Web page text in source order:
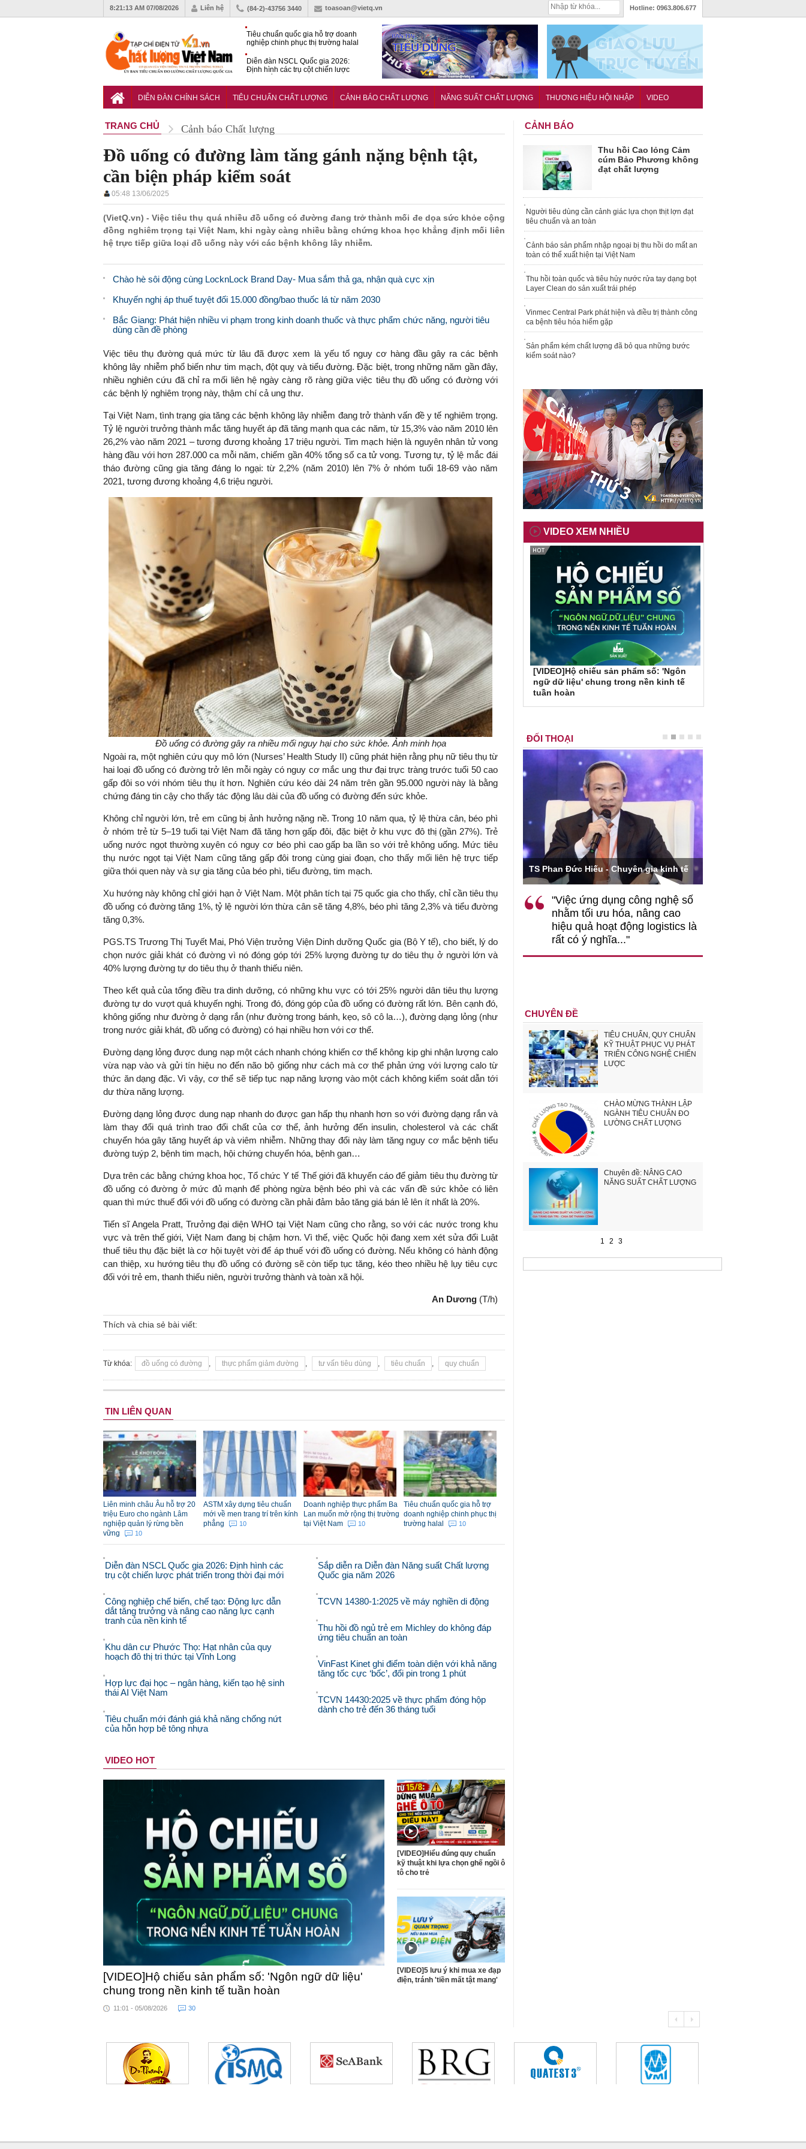
8:21:14 AM 07/08/2026 Liên hệ (84-2)-43756 3440 toasoan@vietq.vn Hotline: 0963.806.677
Tiêu chuẩn quốc gia hỗ trợ doanh
nghiệp chinh phục thị trường halal
Diễn đàn NSCL Quốc gia 2026:
Định hình các trụ cột chiến lược
Chất lượng Quốc gia năm 2026
DIỄN ĐÀN CHÍNH SÁCH TIÊU CHUẨN CHẤT LƯỢNG CẢNH BÁO CHẤT LƯỢNG NĂNG SUẤT CHẤT LƯỢNG THƯƠNG HIỆU HỘI NHẬP VIDEO
TRANG CHỦ Cảnh báo Chất lượng
Đồ uống có đường làm tăng gánh nặng bệnh tật,
cần biện pháp kiểm soát
05:48 13/06/2025
(VietQ.vn) - Việc tiêu thụ quá nhiều đồ uống có đường đang trở thành mối đe dọa sức khỏe cộng
đồng nghiêm trọng tại Việt Nam, khi ngày càng nhiều bằng chứng khoa học khẳng định mối liên
hệ trực tiếp giữa loại đồ uống này với các bệnh không lây nhiễm.
Chào hè sôi động cùng LocknLock Brand Day- Mua sắm thả ga, nhận quà cực xịn
Khuyến nghị áp thuế tuyệt đối 15.000 đồng/bao thuốc lá từ năm 2030
Bắc Giang: Phát hiện nhiều vi phạm trong kinh doanh thuốc và thực phẩm chức năng, người tiêu
dùng cần đề phòng
Việc tiêu thụ đường quá mức từ lâu đã được xem là yếu tố nguy cơ hàng đầu gây ra các bệnh
không lây nhiễm phổ biến như tim mạch, đột quỵ và tiểu đường. Đặc biệt, trong những năm gần đây,
nhiều nghiên cứu đã chỉ ra mối liên hệ ngày càng rõ ràng giữa việc tiêu thụ đồ uống có đường với
các bệnh lý nghiêm trọng này, thậm chí cả ung thư.
Tại Việt Nam, tình trạng gia tăng các bệnh không lây nhiễm đang trở thành vấn đề y tế nghiêm trọng.
Tỷ lệ người trưởng thành mắc tăng huyết áp đã tăng mạnh qua các năm, từ 15,3% vào năm 2010 lên
26,2% vào năm 2021 – tương đương khoảng 17 triệu người. Tim mạch hiện là nguyên nhân tử vong
hàng đầu với hơn 287.000 ca mỗi năm, chiếm gần 40% tổng số ca tử vong. Tương tự, tỷ lệ mắc đái
tháo đường cũng gia tăng đáng lo ngại: từ 2,2% (năm 2010) lên 7% ở nhóm tuổi 18-69 vào năm
2021, tương đương khoảng 4,6 triệu người.
Đồ uống có đường gây ra nhiều mối nguy hại cho sức khỏe. Ảnh minh họa
Ngoài ra, một nghiên cứu quy mô lớn (Nurses’ Health Study II) cũng phát hiện rằng phụ nữ tiêu thụ từ
hai loại đồ uống có đường trở lên mỗi ngày có nguy cơ mắc ung thư đại trực tràng trước tuổi 50 cao
gấp đôi so với nhóm tiêu thụ ít hơn. Nghiên cứu kéo dài 24 năm trên gần 95.000 người này là bằng
chứng đáng tin cậy cho thấy tác động lâu dài của đồ uống có đường đến sức khỏe.
Không chỉ người lớn, trẻ em cũng bị ảnh hưởng nặng nề. Trong 10 năm qua, tỷ lệ thừa cân, béo phì
ở nhóm trẻ từ 5–19 tuổi tại Việt Nam đã tăng hơn gấp đôi, đặc biệt ở khu vực đô thị (gần 27%). Trẻ
uống nước ngọt thường xuyên có nguy cơ béo phì cao gấp ba lần so với trẻ không uống. Mức tiêu
thụ nước ngọt tại Việt Nam cũng tăng gấp đôi trong cùng giai đoạn, cho thấy mối liên hệ trực tiếp
giữa thói quen này và sự gia tăng của béo phì, tiểu đường, tim mạch.
Xu hướng này không chỉ giới hạn ở Việt Nam. Một phân tích tại 75 quốc gia cho thấy, chỉ cần tiêu thụ
đồ uống có đường tăng 1%, tỷ lệ người lớn thừa cân sẽ tăng 4,8%, béo phì tăng 2,3% và tiểu đường
tăng 0,3%.
PGS.TS Trương Thị Tuyết Mai, Phó Viện trưởng Viện Dinh dưỡng Quốc gia (Bộ Y tế), cho biết, lý do
chọn nước giải khát có đường vì nó đóng góp tới 25% lượng đường tự do tiêu thụ ở người lớn và
40% lượng đường tự do tiêu thụ ở thanh thiếu niên.
Theo kết quả của tổng điều tra dinh dưỡng, có những khu vực có tới 25% người dân tiêu thụ lượng
đường tự do vượt quá khuyến nghị. Trong đó, đóng góp của đồ uống có đường rất lớn. Bên cạnh đó,
không giống như đường ở dạng rắn (như đường trong bánh, kẹo, sô cô la…), đường dạng lỏng (như
trong nước giải khát, đồ uống có đường) có hại nhiều hơn với cơ thể.
Đường dạng lỏng được dung nạp một cách nhanh chóng khiến cơ thể không kịp ghi nhận lượng calo
vừa nạp vào và gửi tín hiệu no đến não bộ giống như cách mà cơ thể phản ứng với lượng calo từ
thức ăn dạng đặc. Vì vậy, cơ thể sẽ tiếp tục nạp năng lượng vào một cách không kiểm soát dẫn tới
dư thừa năng lượng.
Đường dạng lỏng được dung nạp nhanh do được gan hấp thụ nhanh hơn so với đường dạng rắn và
làm thay đổi quá trình trao đổi chất của cơ thể, ảnh hưởng đến insulin, cholesterol và các chất
chuyển hóa gây tăng huyết áp và viêm nhiễm. Những thay đổi này làm tăng nguy cơ mắc bệnh tiểu
đường tuýp 2, bệnh tim mạch, hội chứng chuyển hóa, bệnh gan…
Dựa trên các bằng chứng khoa học, Tổ chức Y tế Thế giới đã khuyến cáo để giảm tiêu thụ đường từ
đồ uống có đường ở mức đủ mạnh để phòng ngừa bệnh béo phì và các vấn đề sức khỏe có liên
quan thì mức thuế đối với đồ uống có đường cần phải đảm bảo tăng giá bán lẻ lên ít nhất là 20%.
Tiến sĩ Angela Pratt, Trưởng đại diện WHO tại Việt Nam cũng cho rằng, so với các nước trong khu
vực và trên thế giới, Việt Nam đang bị chậm hơn. Vì thế, việc Quốc hội đang xem xét sửa đổi Luật
thuế tiêu thụ đặc biệt là cơ hội tuyệt vời để áp thuế với đồ uống có đường. Nếu không có hành động
can thiệp, xu hướng tiêu thụ đồ uống có đường sẽ còn tiếp tục tăng, kéo theo nhiều hệ lụy tiêu cực
đối với trẻ em, thanh thiếu niên, người trưởng thành và toàn xã hội.
An Dương (T/h)
Thích và chia sẻ bài viết:
Từ khóa: đồ uống có đường , thực phẩm giảm đường , tư vấn tiêu dùng , tiêu chuẩn , quy chuẩn
TIN LIÊN QUAN
Liên minh châu Âu hỗ trợ 20
triệu Euro cho ngành Lâm
nghiệp quản lý rừng bền
vững
10
ASTM xây dựng tiêu chuẩn
mới về men trang trí trên kính
phẳng
10
Doanh nghiệp thực phẩm Ba
Lan muốn mở rộng thị trường
tại Việt Nam
10
Tiêu chuẩn quốc gia hỗ trợ
doanh nghiệp chinh phục thị
trường halal
10
Diễn đàn NSCL Quốc gia 2026: Định hình các
trụ cột chiến lược phát triển trong thời đại mới
Công nghiệp chế biến, chế tạo: Động lực dẫn
dắt tăng trưởng và nâng cao năng lực cạnh
tranh của nền kinh tế
Khu dân cư Phước Thọ: Hạt nhân của quy
hoạch đô thị tri thức tại Vĩnh Long
Hợp lực đại học – ngân hàng, kiến tạo hệ sinh
thái AI Việt Nam
Tiêu chuẩn mới đánh giá khả năng chống nứt
của hỗn hợp bê tông nhựa
Sắp diễn ra Diễn đàn Năng suất Chất lượng
Quốc gia năm 2026
TCVN 14380-1:2025 về máy nghiền di động
Thu hồi đồ ngủ trẻ em Michley do không đáp
ứng tiêu chuẩn an toàn
VinFast Kinet ghi điểm toàn diện với khả năng
tăng tốc cực ‘bốc’, đổi pin trong 1 phút
TCVN 14430:2025 về thực phẩm đóng hộp
dành cho trẻ đến 36 tháng tuổi
VIDEO HOT
[VIDEO]Hộ chiếu sản phẩm số: 'Ngôn ngữ dữ liệu'
chung trong nền kinh tế tuần hoàn
11:01 - 05/08/2026 30
[VIDEO]Hiểu đúng quy chuẩn
kỹ thuật khi lựa chọn ghế ngồi ô
tô cho trẻ
[VIDEO]5 lưu ý khi mua xe đạp
điện, tránh 'tiền mất tật mang'
CẢNH BÁO
Thu hồi Cao lỏng Cảm
cúm Bảo Phương không
đạt chất lượng
Người tiêu dùng cần cảnh giác lựa chọn thịt lợn đạt
tiêu chuẩn và an toàn
Cảnh báo sản phẩm nhập ngoại bị thu hồi do mất an
toàn có thể xuất hiện tại Việt Nam
Thu hồi toàn quốc và tiêu hủy nước rửa tay dạng bọt
Layer Clean do sản xuất trái phép
Vinmec Central Park phát hiện và điều trị thành công
ca bệnh tiêu hóa hiếm gặp
Sản phẩm kém chất lượng đã bỏ qua những bước
kiểm soát nào?
VIDEO XEM NHIỀU
[VIDEO]Hộ chiếu sản phẩm số: 'Ngôn
ngữ dữ liệu' chung trong nền kinh tế
tuần hoàn
ĐỐI THOẠI
TS. Nguyễn Đức Độ - Phó Viện trưởng
Viện Kinh tế Tài chính
"Có rất nhiều việc phải làm
ngay từ bây giờ và trên thực tế
đầu tư cho khoa học công
nghệ; ban hành các cơ chế
khuyến khích đổi mới sáng tạo,
Việc sử dụng hiệu quả chính
sách tài khóa không chỉ mang ý
đóng vai trò tạo nền tảng cho
tăng trưởng bền vững dài hạn.
TS Phan Đức Hiếu - Chuyên gia kinh tế
"Việc ứng dụng công nghệ số
nhằm tối ưu hóa, nâng cao
hiệu quả hoạt động logistics là
rất có ý nghĩa..."
CHUYÊN ĐỀ
TIÊU CHUẨN, QUY CHUẨN
KỸ THUẬT PHỤC VỤ PHÁT
TRIỂN CÔNG NGHỆ CHIẾN
LƯỢC
CHÀO MỪNG THÀNH LẬP
NGÀNH TIÊU CHUẨN ĐO
LƯỜNG CHẤT LƯỢNG
Chuyên đề: NÂNG CAO
NĂNG SUẤT CHẤT LƯỢNG
1 2 3